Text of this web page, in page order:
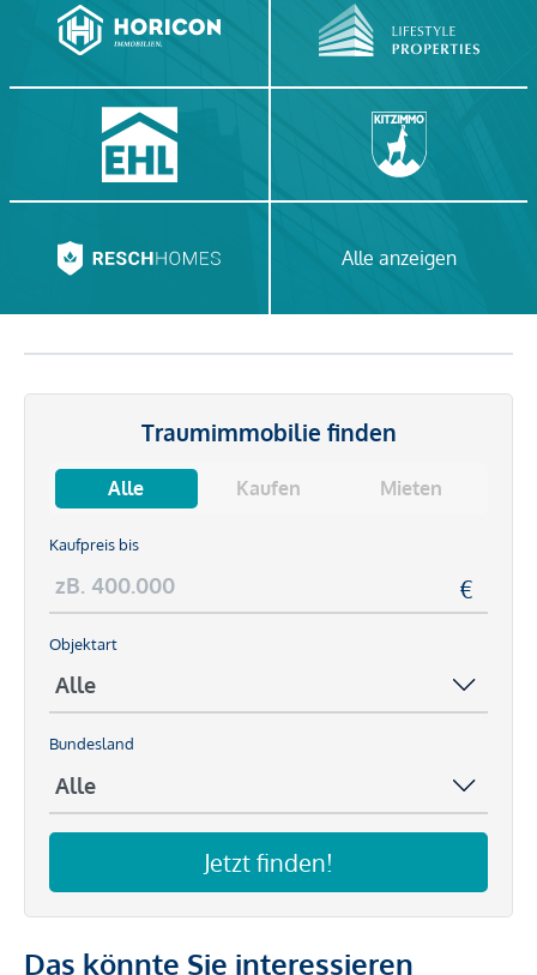
Alle anzeigen
Traumimmobilie finden
Alle Kaufen Mieten
Kaufpreis bis
Objektart
Bundesland
Jetzt finden!
Das könnte Sie interessieren